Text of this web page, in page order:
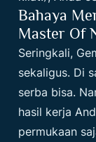
Bahaya
Master Of
Seringkali,
sekaligus. Di
serba bisa.
hasil kerja
permukaan